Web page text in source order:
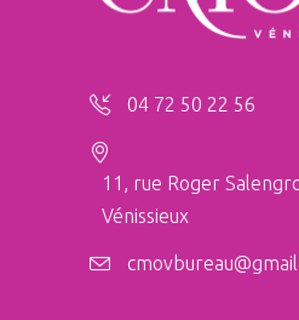
04 72 50 22 56
11, rue Roger
Vénissieux